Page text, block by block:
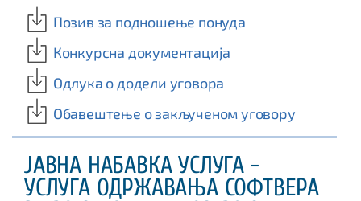
Позив за подношење понуда
Конкурсна документација
Одлука о додели уговора
Обавештење о закљученом уговору
ЈАВНА НАБАВКА УСЛУГА -
УСЛУГА ОДРЖАВАЊА СОФТВЕРА